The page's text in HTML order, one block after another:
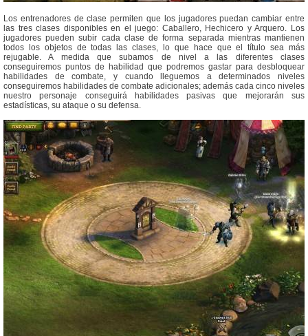
Los entrenadores de clase permiten que los jugadores puedan cambiar entre
las tres clases disponibles en el juego: Caballero, Hechicero y Arquero. Los
jugadores pueden subir cada clase de forma separada mientras mantienen
todos los objetos de todas las clases, lo que hace que el título sea más
rejugable. A medida que subamos de nivel a las diferentes clases
conseguiremos puntos de habilidad que podremos gastar para desbloquear
habilidades de combate, y cuando lleguemos a determinados niveles
conseguiremos habilidades de combate adicionales; además cada cinco niveles
nuestro personaje conseguirá habilidades pasivas que mejorarán sus
estadísticas, su ataque o su defensa.